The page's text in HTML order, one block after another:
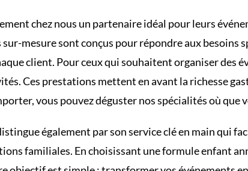
chez nous un partenaire idéal pour leurs
mesure sont conçus pour répondre aux
client. Pour ceux qui souhaitent organiser
Ces prestations mettent en avant la richesse
vous pouvez déguster nos spécialités où que
également par son service clé en main qui
familiales. En choisissant une formule enfant